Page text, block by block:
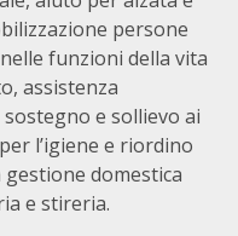
persone
funzioni della vita
assistenza
e sollievo ai
l’igiene e riordino
domestica
e stireria.